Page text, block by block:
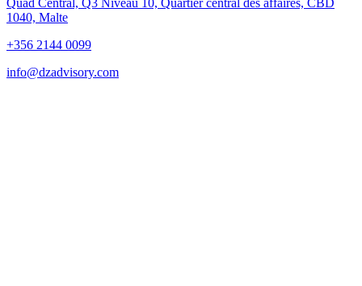
Quad Central, Q3 Niveau 10, Quartier central des affaires, CBD
1040, Malte
+356 2144 0099
info@dzadvisory.com